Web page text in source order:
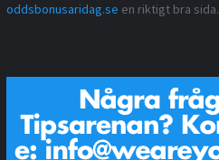
oddsbonusaridag.se en riktigt bra sida.